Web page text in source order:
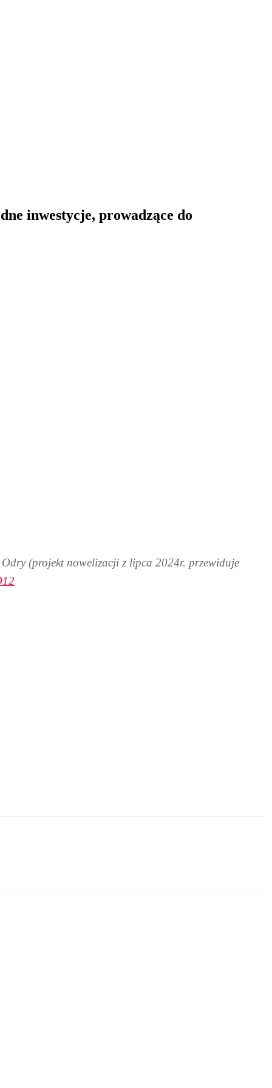
inwestycje, prowadzące do
(projekt nowelizacji z lipca 2024r. przewiduje